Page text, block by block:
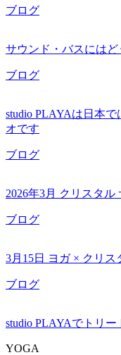
ブログ
サウンド・バスには
ブログ
studio PLAYAは日本
オです
ブログ
2026年3月 クリスタ
ブログ
3月15日 ヨガ × クリス
ブログ
studio PLAYAでトリ
YOGA